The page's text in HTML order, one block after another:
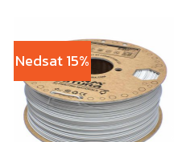
Nedsat 15%